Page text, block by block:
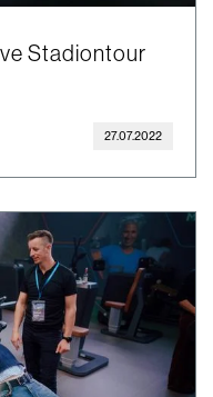
Stadiontour
27.07.2022